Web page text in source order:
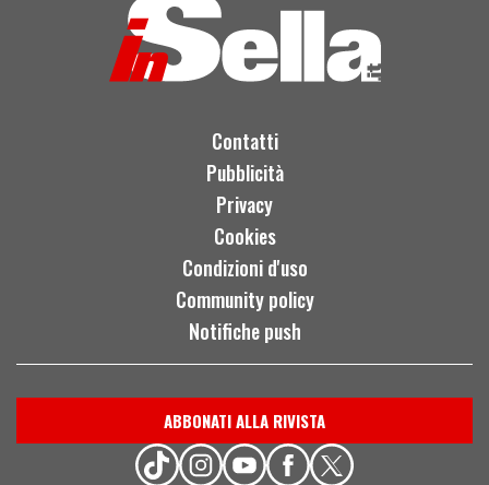
Contatti
Pubblicità
Privacy
Cookies
Condizioni d'uso
Community policy
Notifiche push
ABBONATI ALLA RIVISTA